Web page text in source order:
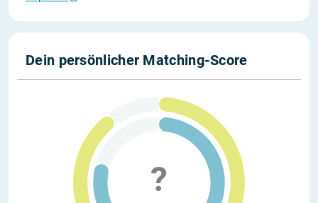
Dein persönlicher Matching-Score